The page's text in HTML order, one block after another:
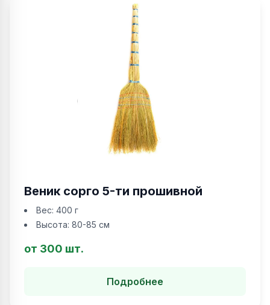
Веник сорго 5-ти прошивной
Вес: 400 г
Высота: 80-85 см
от 300 шт.
Подробнее